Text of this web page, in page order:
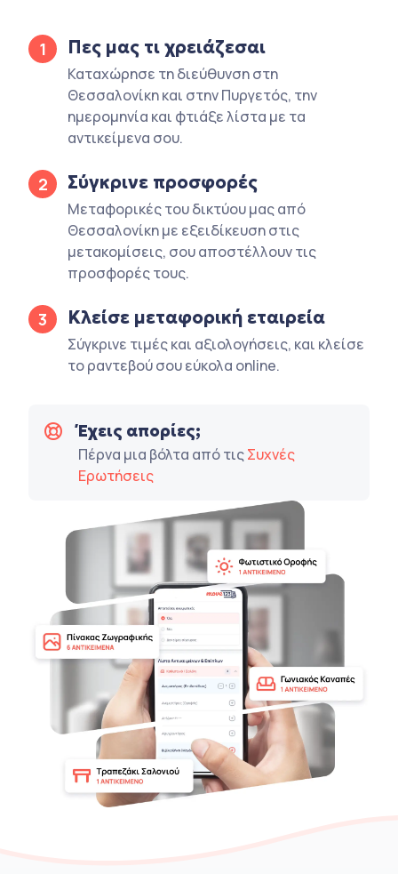
1 Πες μας τι χρειάζεσαι
Καταχώρησε τη διεύθυνση στη
Θεσσαλονίκη και στην Πυργετός, την
ημερομηνία και φτιάξε λίστα με τα
αντικείμενα σου.
2 Σύγκρινε προσφορές
Μεταφορικές του δικτύου μας από
Θεσσαλονίκη με εξειδίκευση στις
μετακομίσεις, σου αποστέλλουν τις
προσφορές τους.
3 Κλείσε μεταφορική εταιρεία
Σύγκρινε τιμές και αξιολογήσεις, και κλείσε
το ραντεβού σου εύκολα online.
Έχεις απορίες;
Πέρνα μια βόλτα από τιςΣυχνές
Ερωτήσεις